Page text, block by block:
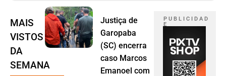
MAIS
VISTOS
DA
SEMANA
Justiça de
Garopaba
(SC) encerra
caso Marcos
Emanoel com
P U B L I C I D A D
E